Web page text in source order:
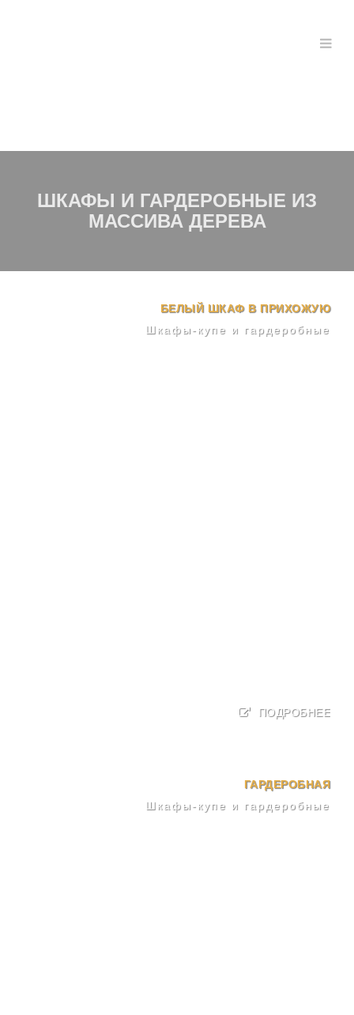
ШКАФЫ И ГАРДЕРОБНЫЕ ИЗ
МАССИВА ДЕРЕВА
БЕЛЫЙ ШКАФ В ПРИХОЖУЮ
Шкафы-купе и гардеробные
ПОДРОБНЕЕ
ГАРДЕРОБНАЯ
Шкафы-купе и гардеробные